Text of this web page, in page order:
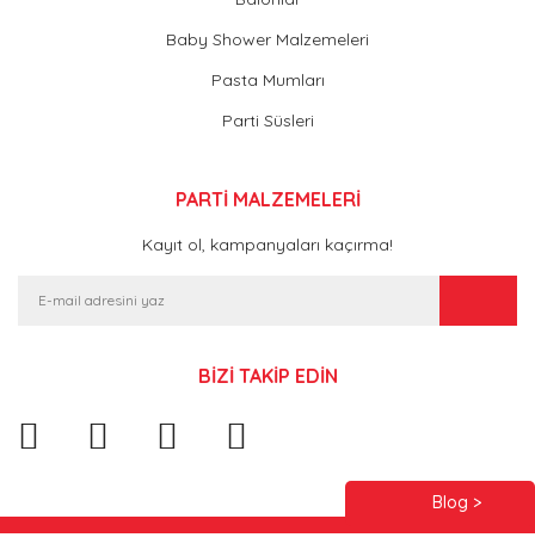
Baby Shower Malzemeleri
Pasta Mumları
Parti Süsleri
PARTİ MALZEMELERİ
Kayıt ol, kampanyaları kaçırma!
BİZİ TAKİP EDİN
Blog >